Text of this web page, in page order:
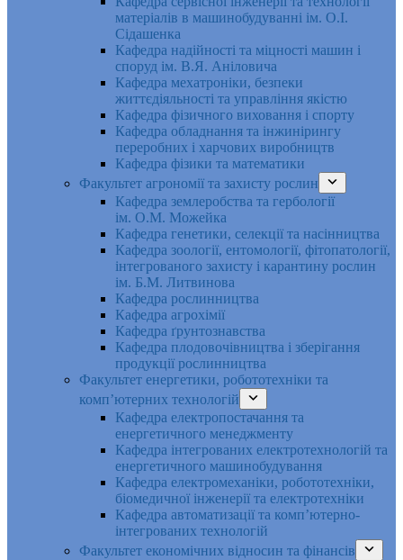
матеріалів в машинобудуванні ім. О.І.
Сідашенка
Кафедра надійності та міцності машин і
споруд ім. В.Я. Аніловича
Кафедра мехатроніки, безпеки
життєдіяльності та управління якістю
Кафедра фізичного виховання і спорту
Кафедра обладнання та інжинірингу
переробних і харчових виробництв
Кафедра фізики та математики
Факультет агрономії та захисту рослин
Кафедра землеробства та гербології
ім. О.М. Можейка
Кафедра генетики, селекції та насінництва
Кафедра зоології, ентомології, фітопатології,
інтегрованого захисту і карантину рослин
ім. Б.М. Литвинова
Кафедра рослинництва
Кафедра агрохімії
Кафедра ґрунтознавства
Кафедра плодовочівництва і зберігання
продукції рослинництва
Факультет енергетики, робототехніки та
комп’ютерних технологій
Кафедра електропостачання та
енергетичного менеджменту
Кафедра інтегрованих електротехнологій та
енергетичного машинобудування
Кафедра електромеханіки, робототехніки,
біомедичної інженерії та електротехніки
Кафедра автоматизації та комп’ютерно-
інтегрованих технологій
Факультет економічних відносин та фінансів